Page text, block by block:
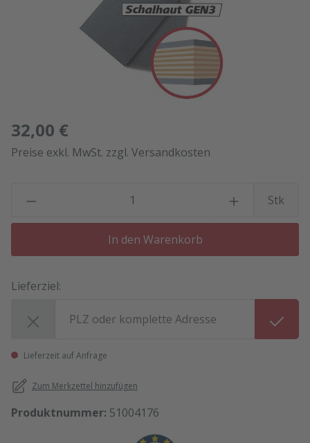
32,00 €
Preise exkl. MwSt. zzgl. Versandkosten
Stk
In den Warenkorb
Lieferziel:
Lieferzeit auf Anfrage
Zum Merkzettel hinzufügen
Produktnummer: 51004176